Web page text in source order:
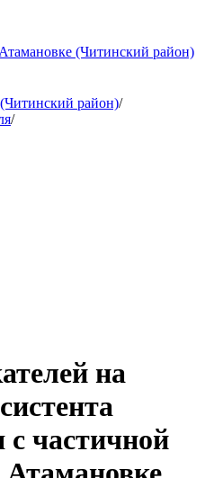
(Читинский район)
район)/
/
на
с частичной